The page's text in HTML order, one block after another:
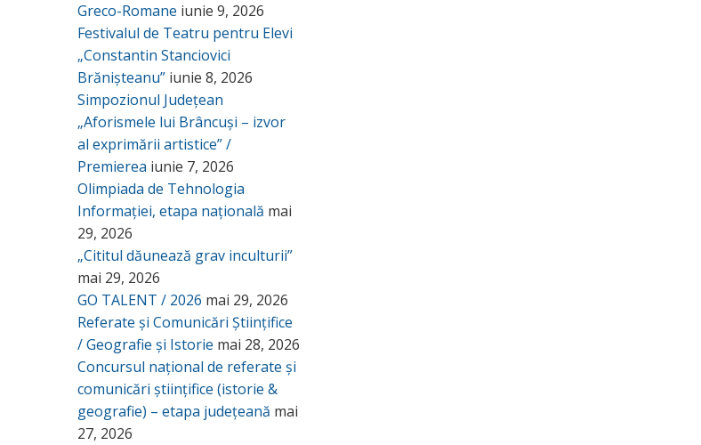
Greco-Romane iunie 9, 2026
Festivalul de Teatru pentru Elevi
„Constantin Stanciovici
Brănișteanu” iunie 8, 2026
Simpozionul Județean
„Aforismele lui Brâncuși – izvor
al exprimării artistice” /
Premierea iunie 7, 2026
Olimpiada de Tehnologia
Informației, etapa națională mai
29, 2026
„Cititul dăunează grav inculturii”
mai 29, 2026
GO TALENT / 2026 mai 29, 2026
Referate și Comunicări Științifice
/ Geografie și Istorie mai 28, 2026
Concursul național de referate și
comunicări științifice (istorie &
geografie) – etapa județeană mai
27, 2026